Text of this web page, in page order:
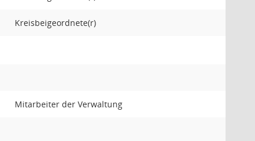
Kreisbeigeordnete(r)
Mitarbeiter der Verwaltung